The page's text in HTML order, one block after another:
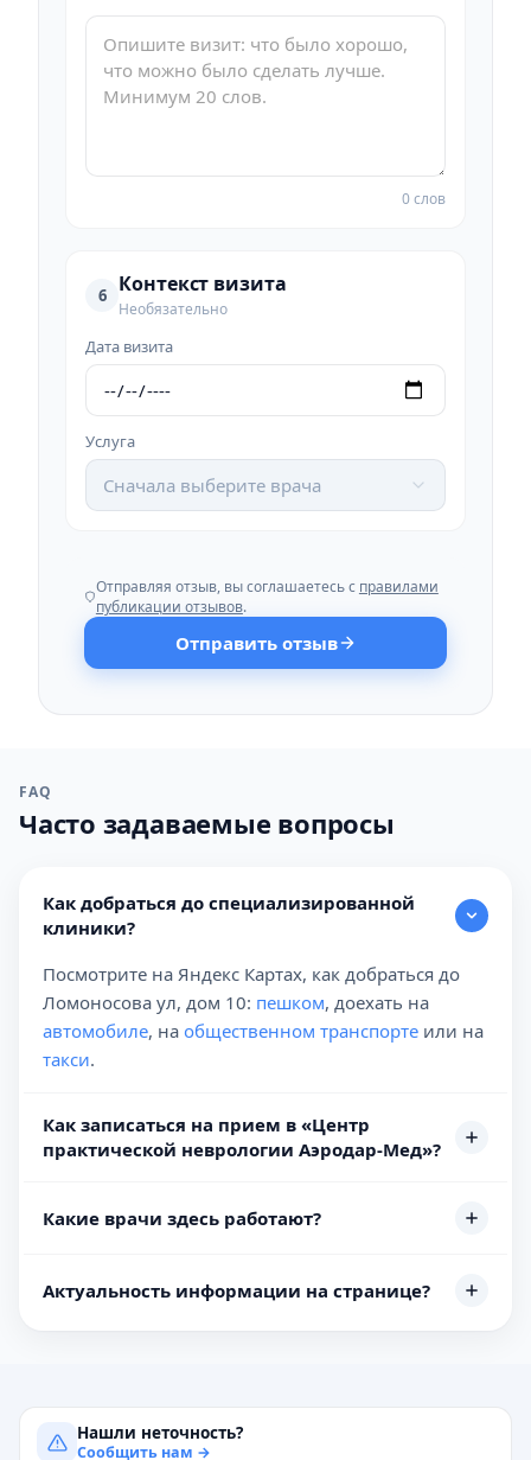
0 слов
6 Контекст визита
Необязательно
Дата визита
Услуга
Сначала выберите врача
Отправляя отзыв, вы соглашаетесь с правилами
публикации отзывов.
Отправить отзыв
FAQ
Часто задаваемые вопросы
Как добраться до специализированной
клиники?
Посмотрите на Яндекс Картах, как добраться до
Ломоносова ул, дом 10: пешком, доехать на
автомобиле, на общественном транспорте или на
такси.
Как записаться на прием в «Центр
практической неврологии Аэродар-Мед»?
Какие врачи здесь работают?
Актуальность информации на странице?
Нашли неточность?
Сообщить нам →